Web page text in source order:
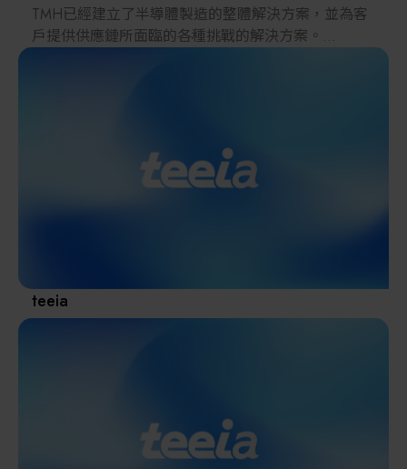
TMH已經建立了半導體製造的整體解決方案，並為客
戶提供供應鏈所面臨的各種挑戰的解決方案。
teeia
無人載具